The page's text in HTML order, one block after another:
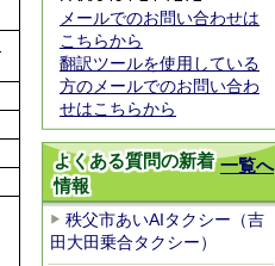
メールでのお問い合わせは
こちらから
翻訳ツールを使用している
方のメールでのお問い合わ
せはこちらから
一覧へ
よくある質問の新着
情報
秩父市あいAIタクシー（吉
田大田乗合タクシー）